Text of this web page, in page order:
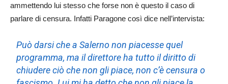
ammettendo lui stesso che forse non è questo il caso di
parlare di censura. Infatti Paragone così dice nell’intervista:
​Può darsi che a Salerno non piacesse quel
programma, ma il direttore ha tutto il diritto di
chiudere ciò che non gli piace, non c’è censura o